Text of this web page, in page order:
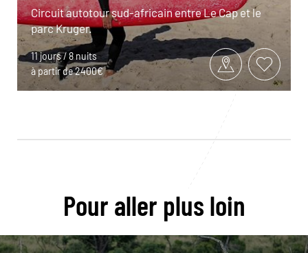
Circuit autotour sud-africain entre Le Cap et le
parc Kruger.
11 jours / 8 nuits
à partir de 2400€
Pour aller plus loin